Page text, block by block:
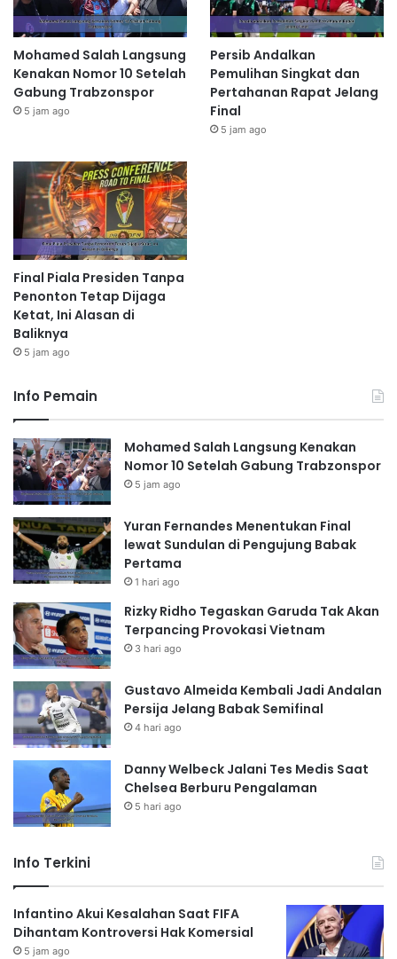
Mohamed Salah Langsung
Kenakan Nomor 10 Setelah
Gabung Trabzonspor
5 jam ago
Persib Andalkan
Pemulihan Singkat dan
Pertahanan Rapat Jelang
Final
5 jam ago
Final Piala Presiden Tanpa
Penonton Tetap Dijaga
Ketat, Ini Alasan di
Baliknya
5 jam ago
Info Pemain
Mohamed Salah Langsung Kenakan
Nomor 10 Setelah Gabung Trabzonspor
5 jam ago
Yuran Fernandes Menentukan Final
lewat Sundulan di Pengujung Babak
Pertama
1 hari ago
Rizky Ridho Tegaskan Garuda Tak Akan
Terpancing Provokasi Vietnam
3 hari ago
Gustavo Almeida Kembali Jadi Andalan
Persija Jelang Babak Semifinal
4 hari ago
Danny Welbeck Jalani Tes Medis Saat
Chelsea Berburu Pengalaman
5 hari ago
Info Terkini
Infantino Akui Kesalahan Saat FIFA
Dihantam Kontroversi Hak Komersial
5 jam ago